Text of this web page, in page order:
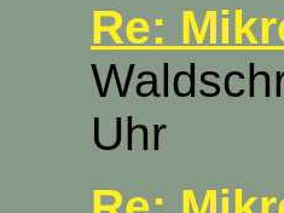
Re:
Uhr